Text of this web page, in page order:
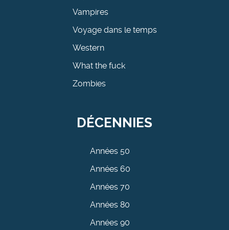
Vampires
Voyage dans le temps
Western
What the fuck
Zombies
DÉCENNIES
Années 50
Années 60
Années 70
Années 80
Années 90